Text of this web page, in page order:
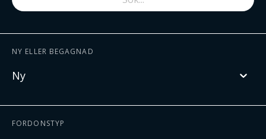
NY ELLER BEGAGNAD
Ny
FORDONSTYP